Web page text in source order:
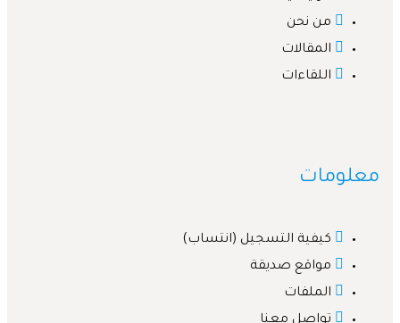
من نحن
المقالات
اللقاءات
كيفية التسجيل (انتساب)
مواقع صديقة
الملفات